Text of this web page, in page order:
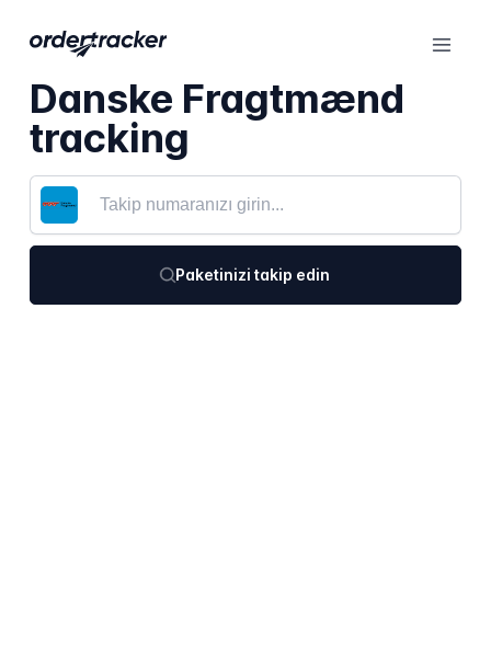
Danske Fragtmænd
tracking
Paketinizi takip edin